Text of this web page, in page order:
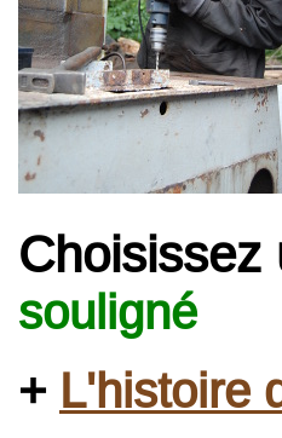
souligné
L'histoire